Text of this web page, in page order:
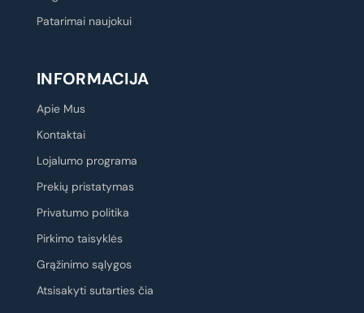
Patarimai naujokui
INFORMACIJA
Apie Mus
Kontaktai
Lojalumo programa
Prekių pristatymas
Privatumo politika
Pirkimo taisyklės
Grąžinimo sąlygos
Atsisakyti sutarties čia